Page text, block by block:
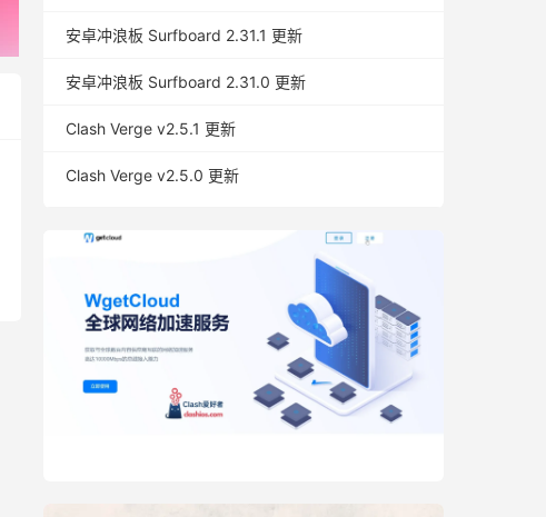
安卓冲浪板 Surfboard 2.31.1 更新
安卓冲浪板 Surfboard 2.31.0 更新
Clash Verge v2.5.1 更新
Clash Verge v2.5.0 更新